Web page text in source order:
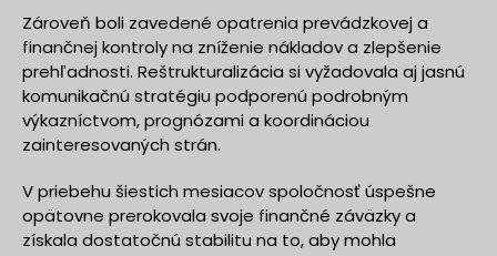
Zároveň boli zavedené opatrenia prevádzkovej a
finančnej kontroly na zníženie nákladov a zlepšenie
prehľadnosti. Reštrukturalizácia si vyžadovala aj jasnú
komunikačnú stratégiu podporenú podrobným
výkazníctvom, prognózami a koordináciou
zainteresovaných strán.
V priebehu šiestich mesiacov spoločnosť úspešne
opätovne prerokovala svoje finančné záväzky a
získala dostatočnú stabilitu na to, aby mohla